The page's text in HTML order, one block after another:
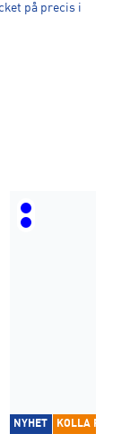
på precis i
NYHET KOLLA PRISET